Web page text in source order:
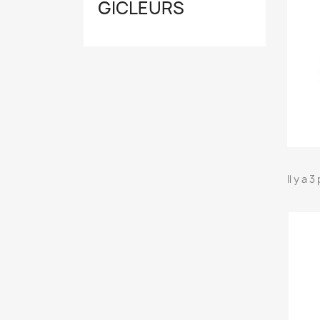
GICLEURS
Il y a